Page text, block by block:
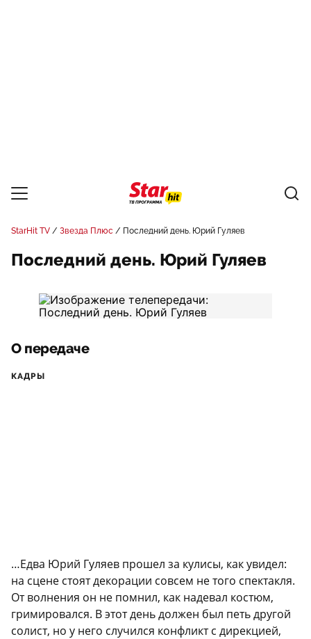
StarHit TV Звезда Плюс Последний день. Юрий Гуляев
Последний день. Юрий Гуляев
О передаче
КАДРЫ
…Едва Юрий Гуляев прошел за кулисы, как увидел:
на сцене стоят декорации совсем не того спектакля.
От волнения он не помнил, как надевал костюм,
гримировался. В этот день должен был петь другой
солист, но у него случился конфликт с дирекцией,